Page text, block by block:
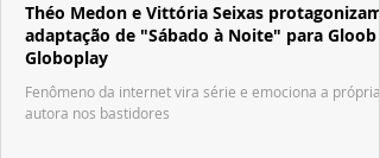
Théo Medon e Vittória Seixas protagonizam
adaptação de "Sábado à Noite" para Gloob e
Globoplay
Fenômeno da internet vira série e emociona a própria
autora nos bastidores